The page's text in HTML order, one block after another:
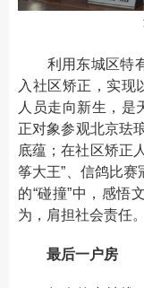
利用东城区特有
入社区矫正，实现
人员走向新生，是
正对象参观北京珐
底蕴；在社区矫正
筝大王”、信鸽比
的“碰撞”中，感悟
为，肩担社会责任。
最后一户房